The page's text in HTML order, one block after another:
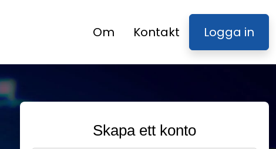
Om Kontakt Logga in